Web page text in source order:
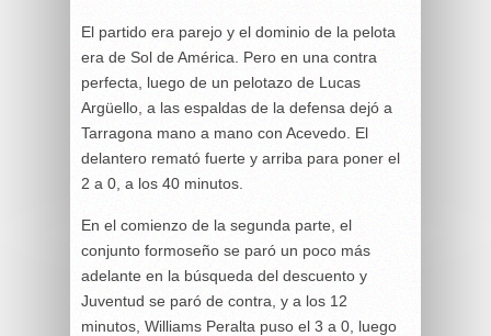
El partido era parejo y el dominio de la pelota
era de Sol de América. Pero en una contra
perfecta, luego de un pelotazo de Lucas
Argüello, a las espaldas de la defensa dejó a
Tarragona mano a mano con Acevedo. El
delantero remató fuerte y arriba para poner el
2 a 0, a los 40 minutos.
En el comienzo de la segunda parte, el
conjunto formoseño se paró un poco más
adelante en la búsqueda del descuento y
Juventud se paró de contra, y a los 12
minutos, Williams Peralta puso el 3 a 0, luego